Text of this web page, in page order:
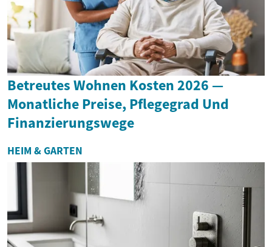
Betreutes Wohnen Kosten 2026 —
Monatliche Preise, Pflegegrad Und
Finanzierungswege
HEIM & GARTEN